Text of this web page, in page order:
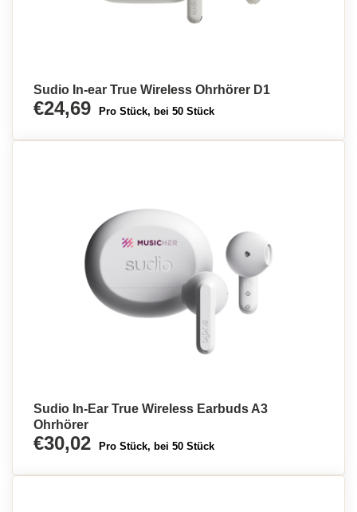
Sudio In-ear True Wireless Ohrhörer D1
€24,69 Pro Stück, bei 50 Stück
Sudio In-Ear True Wireless Earbuds A3
Ohrhörer
€30,02 Pro Stück, bei 50 Stück